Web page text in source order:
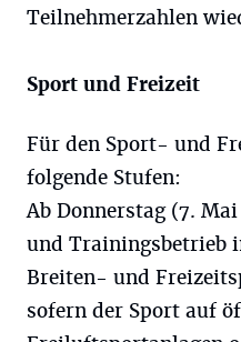
Teilnehmerzahlen
Sport und Freizeit
Für den Sport- und
folgende Stufen:
Ab Donnerstag (7.
und Trainingsbetrieb
Breiten- und
sofern der Sport auf